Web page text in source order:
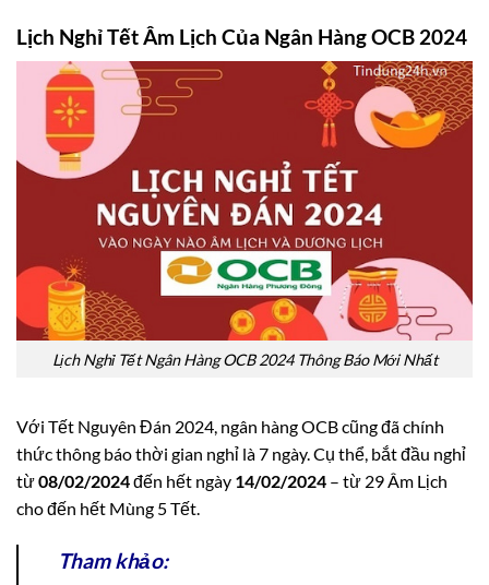
Lịch Nghỉ Tết Âm Lịch Của Ngân Hàng OCB 2024
Lịch Nghỉ Tết Ngân Hàng OCB 2024 Thông Báo Mới Nhất
Với Tết Nguyên Đán 2024, ngân hàng OCB cũng đã chính
thức thông báo thời gian nghỉ là 7 ngày. Cụ thể, bắt đầu nghỉ
từ08/02/2024đến hết ngày 14/02/2024 – từ 29 Âm Lịch
cho đến hết Mùng 5 Tết.
Tham khảo: